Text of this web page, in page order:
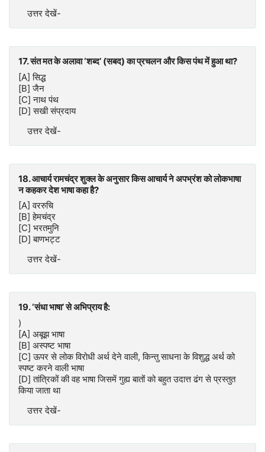
उत्तर देखें-
17. संत मत के अलावा ‘शब्द’ (सबद) का प्रचलन और किस पंथ में हुआ था?
[A] सिद्ध
[B] जैन
[C] नाथ पंथ
[D] सखी संप्रदाय
उत्तर देखें-
18. आचार्य रामचंद्र शुक्ल के अनुसार किस आचार्य ने अपभ्रंश को लोकभाषा
न कहकर देश भाषा कहा है?
[A] वररुचि
[B] हेमचंद्र
[C] भरतमुनि
[D] बाणभट्ट
उत्तर देखें-
19. ‘संधा भाषा’ से अभिप्राय है:
)
[A] अबूझ भाषा
[B] अस्पष्ट भाषा
[C] ऊपर से लोक विरोधी अर्थ देने वाली, किन्तु साधना के विशुद्ध अर्थ को
स्पष्ट करने वाली भाषा
[D] तांत्रिकों की वह भाषा जिसमें गुह्य बातों को बहुत उदात्त ढंग से प्रस्तुत
किया जाता था
उत्तर देखें-